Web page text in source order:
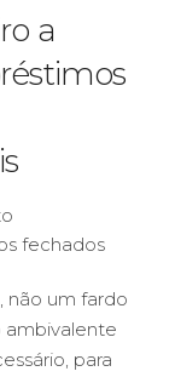
a
fechados
não um fardo
ambivalente
para